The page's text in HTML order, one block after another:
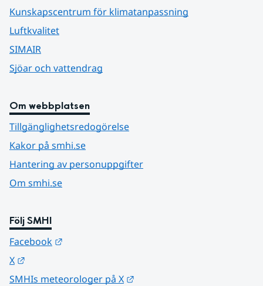
Kunskapscentrum för klimatanpassning
Luftkvalitet
SIMAIR
Sjöar och vattendrag
Om webbplatsen
Tillgänglighetsredogörelse
Kakor på smhi.se
Hantering av personuppgifter
Om smhi.se
Följ SMHI
Facebook
X
SMHIs meteorologer på X